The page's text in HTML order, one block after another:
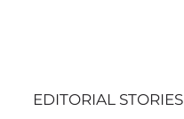
EDITORIAL STORIES